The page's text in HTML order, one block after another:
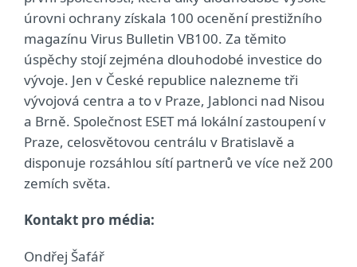
úrovni ochrany získala 100 ocenění prestižního
magazínu Virus Bulletin VB100. Za těmito
úspěchy stojí zejména dlouhodobé investice do
vývoje. Jen v České republice nalezneme tři
vývojová centra a to v Praze, Jablonci nad Nisou
a Brně. Společnost ESET má lokální zastoupení v
Praze, celosvětovou centrálu v Bratislavě a
disponuje rozsáhlou sítí partnerů ve více než 200
zemích světa.
Kontakt pro média:
Ondřej Šafář